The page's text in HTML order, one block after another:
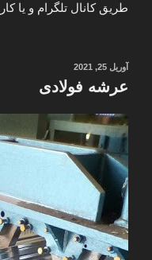
طریق کانال تلگرام و یا
نوشته‌شده
آوریل 25, 2021
عرشه فولادی